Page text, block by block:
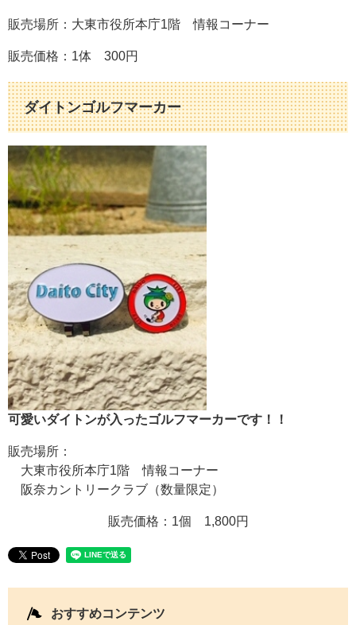
販売場所：大東市役所本庁1階 情報コーナー
販売価格：1体 300円
ダイトンゴルフマーカー
可愛いダイトンが入ったゴルフマーカーです！！
販売場所：
大東市役所本庁1階 情報コーナー
阪奈カントリークラブ（数量限定）
販売価格：1個 1,800円
おすすめコンテンツ